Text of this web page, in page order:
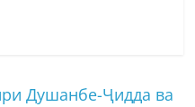
Душанбе-Ҷидда ва